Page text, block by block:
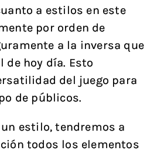
a estilos en este
por orden de
a la inversa que
de hoy día. Esto
del juego para
de públicos.
un estilo, tendremos a
todos los elementos